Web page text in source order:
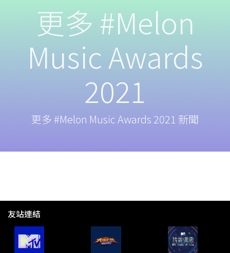
更多 #Melon
Music Awards
2021
更多 #Melon Music Awards 2021 新聞
友站連結